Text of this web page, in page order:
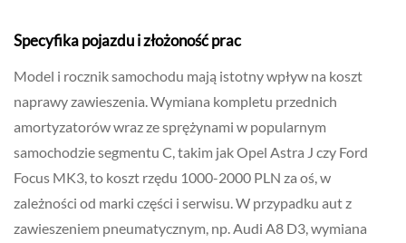
Specyfika pojazdu i złożoność prac
Model i rocznik samochodu mają istotny wpływ na koszt
naprawy zawieszenia. Wymiana kompletu przednich
amortyzatorów wraz ze sprężynami w popularnym
samochodzie segmentu C, takim jak Opel Astra J czy Ford
Focus MK3, to koszt rzędu 1000-2000 PLN za oś, w
zależności od marki części i serwisu. W przypadku aut z
zawieszeniem pneumatycznym, np. Audi A8 D3, wymiana